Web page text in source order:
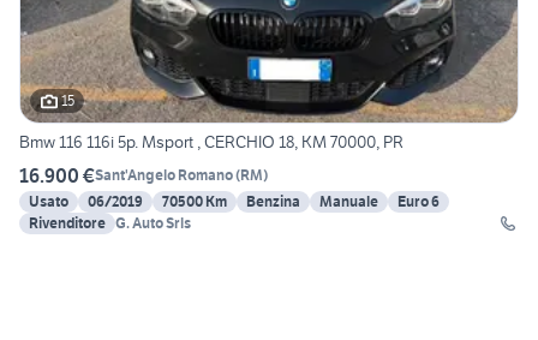
15
Bmw 116 116i 5p. Msport , CERCHIO 18, KM 70000, PR
16.900 €Sant'Angelo Romano(RM)
Usato
06/2019 70500 Km Benzina Manuale
Euro 6
Rivenditore G. Auto Srls